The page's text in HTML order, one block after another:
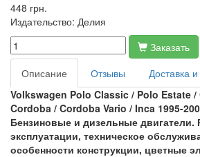
448 грн.
Издательство: Делия
Заказать
Описание
Отзывы
Доставка
Volkswagen Polo Classic / Polo Estate /
Cordoba / Cordoba Vario / Inca 1995-
Бензиновые и дизельные двигатели.
эксплуатации, техническое
особенности конструкции, цветные